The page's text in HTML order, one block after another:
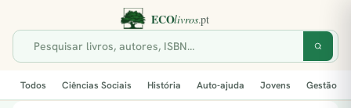
Todos Ciências Sociais História Auto-ajuda Jovens Gestão